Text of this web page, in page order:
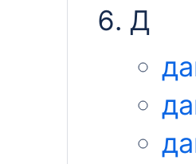
Д